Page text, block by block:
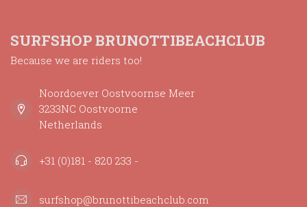
SURFSHOP BRUNOTTIBEACHCLUB
Because we are riders too!
Noordoever Oostvoornse Meer
3233NC Oostvoorne
Netherlands
+31 (0)181 - 820 233 -
surfshop@brunottibeachclub.com